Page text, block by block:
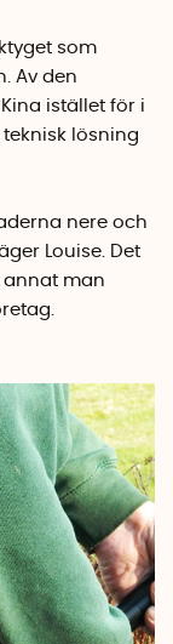
som
Av den
istället för i
lösning
nere och
Louise. Det
man